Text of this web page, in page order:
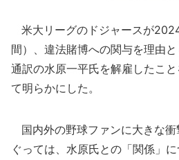
米大リーグのドジャースが
間）、違法賭博への関与を理由
通訳の水原一平氏を解雇したこ
て明らかにした。
国内外の野球ファンに大きな
ぐっては、水原氏との「関係」